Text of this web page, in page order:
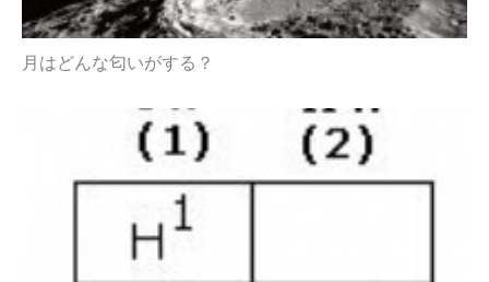
月はどんな匂いがする？